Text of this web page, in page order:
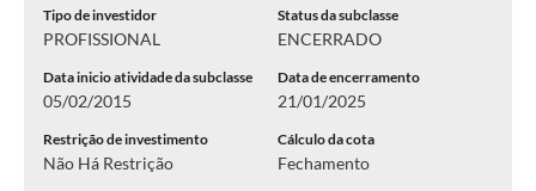
Tipo de investidor
PROFISSIONAL
Status da subclasse
ENCERRADO
Data inicio atividade da subclasse
05/02/2015
Data de encerramento
21/01/2025
Restrição de investimento
Não Há Restrição
Cálculo da cota
Fechamento